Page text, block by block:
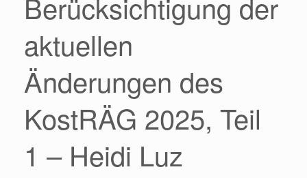
aktuellen
Änderungen des
KostRÄG 2025, Teil
1 – Heidi Luz